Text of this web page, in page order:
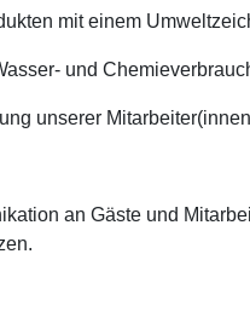
mit einem
und
unserer
an Gäste und